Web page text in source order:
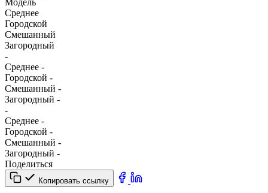
Модель
Среднее
Городской
Смешанный
Загородный
-
Среднее -
Городской -
Смешанный -
Загородный -
-
Среднее -
Городской -
Смешанный -
Загородный -
Поделиться
Копировать ссылку